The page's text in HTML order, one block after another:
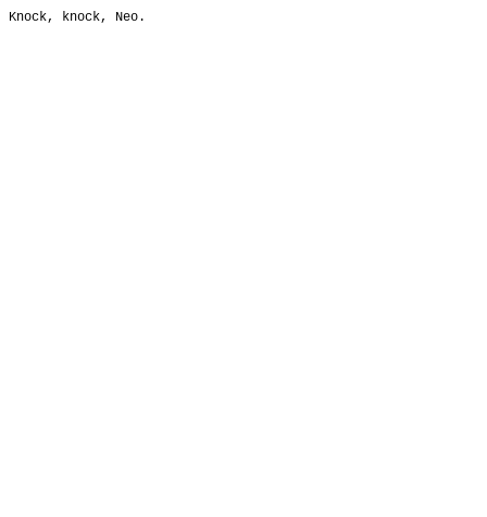
Knock, knock, Neo.